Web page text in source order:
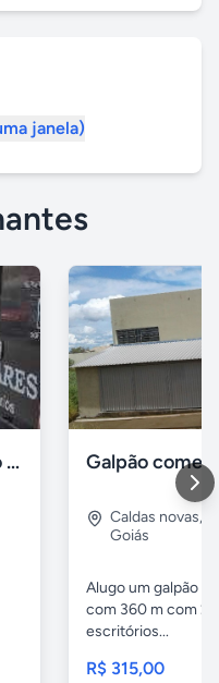
janela)
Lojas e salas comerciais no vinhais Galpão
Caldas novas,
Goiás
Alugo um galpão
com 360 m com 2
escritórios...
R$ 315,00